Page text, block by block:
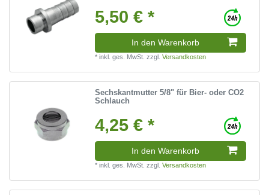
5,50 € *
In den Warenkorb
*inkl. ges. MwSt. zzgl.Versandkosten
Sechskantmutter 5/8" für Bier- oder CO2
Schlauch
4,25 € *
In den Warenkorb
*inkl. ges. MwSt. zzgl.Versandkosten